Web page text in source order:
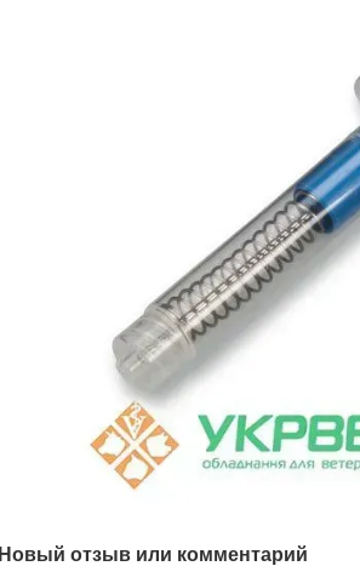
Новый отзыв или комментарий